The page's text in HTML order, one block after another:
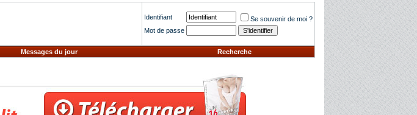
Identifiant
Se souvenir de moi ?
Mot de passe
Messages du jour Recherche